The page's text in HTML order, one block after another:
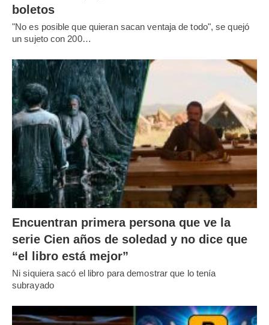
boletos
"No es posible que quieran sacan ventaja de todo", se quejó
un sujeto con 200…
Encuentran primera persona que ve la
serie Cien años de soledad y no dice que
“el libro está mejor”
Ni siquiera sacó el libro para demostrar que lo tenía
subrayado